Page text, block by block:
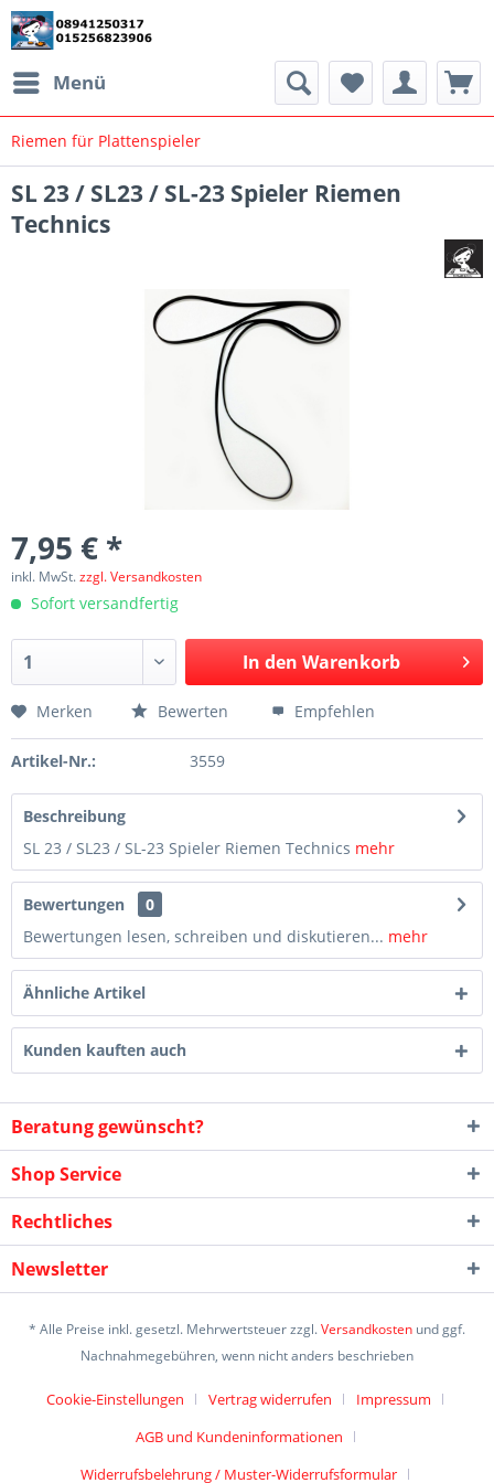
Menü
Riemen für Plattenspieler
SL 23 / SL23 / SL-23 Spieler Riemen
Technics
7,95 € *
inkl. MwSt.zzgl. Versandkosten
Sofort versandfertig
In den Warenkorb
Merken Bewerten Empfehlen
Artikel-Nr.: 3559
Beschreibung
SL 23 / SL23 / SL-23 Spieler Riemen Technics mehr
Bewertungen
0
Bewertungen lesen, schreiben und diskutieren... mehr
Ähnliche Artikel
Kunden kauften auch
Beratung gewünscht?
Shop Service
Rechtliches
Newsletter
* Alle Preise inkl. gesetzl. Mehrwertsteuer zzgl.Versandkosten und ggf.
Nachnahmegebühren, wenn nicht anders beschrieben
Cookie-Einstellungen Vertrag widerrufen
Impressum
AGB und Kundeninformationen
Widerrufsbelehrung / Muster-Widerrufsformular